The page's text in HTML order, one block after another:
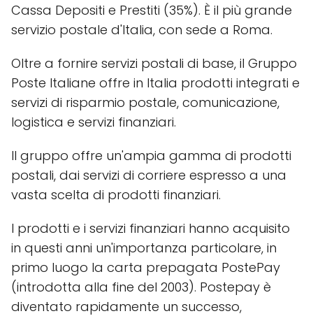
Cassa Depositi e Prestiti (35%). È il più grande
servizio postale d'Italia, con sede a Roma.
Oltre a fornire servizi postali di base, il Gruppo
Poste Italiane offre in Italia prodotti integrati e
servizi di risparmio postale, comunicazione,
logistica e servizi finanziari.
Il gruppo offre un'ampia gamma di prodotti
postali, dai servizi di corriere espresso a una
vasta scelta di prodotti finanziari.
I prodotti e i servizi finanziari hanno acquisito
in questi anni un'importanza particolare, in
primo luogo la carta prepagata PostePay
(introdotta alla fine del 2003). Postepay è
diventato rapidamente un successo,